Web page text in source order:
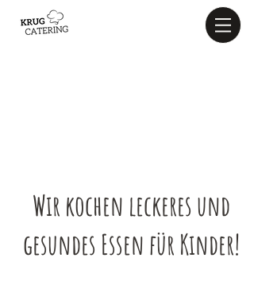
Wir kochen leckeres und
gesundes Essen für Kinder!